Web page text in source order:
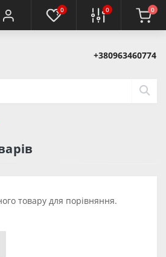
0 0 0
+380963460774
товару для порівняння.